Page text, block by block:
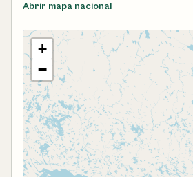
Abrir mapa nacional
+
−